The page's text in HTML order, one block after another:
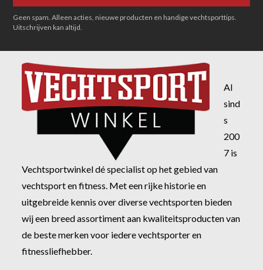
Geen spam. Alleen acties, nieuwe producten en handige vechtsporttips.
Uitschrijven kan altijd.
Al
sind
s
200
7 is
Vechtsportwinkel dé specialist op het gebied van
vechtsport en fitness. Met een rijke historie en
uitgebreide kennis over diverse vechtsporten bieden
wij een breed assortiment aan kwaliteitsproducten van
de beste merken voor iedere vechtsporter en
fitnessliefhebber.